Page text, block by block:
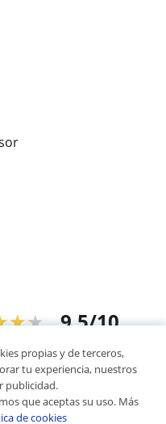
9,5/10
de alumnos
propias y de terceros,
tu experiencia, nuestros
publicidad.
que aceptas su uso. Más
de cookies